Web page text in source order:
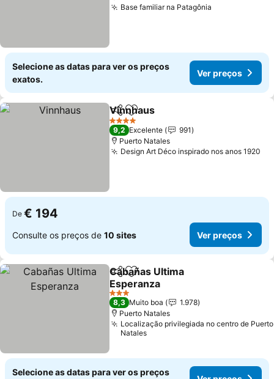
Base familiar na Patagônia
Selecione as datas para ver os preços
exatos.
Ver preços
PartilharAdicionar aos favoritos
Vinnhaus
4 Estrelas
9,2 Excelente
991
Puerto Natales
Design Art Déco inspirado nos anos 1920
De € 194
Consulte os preços de 10 sites Ver preços
PartilharAdicionar aos favoritos
Cabañas Ultima
Esperanza
3 Estrelas
8,3 Muito boa
1.978
Puerto Natales
Localização privilegiada no centro de Puerto
Natales
Selecione as datas para ver os preços